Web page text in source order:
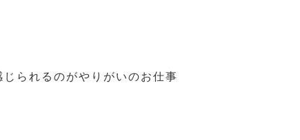
られるのがやりがいのお仕事